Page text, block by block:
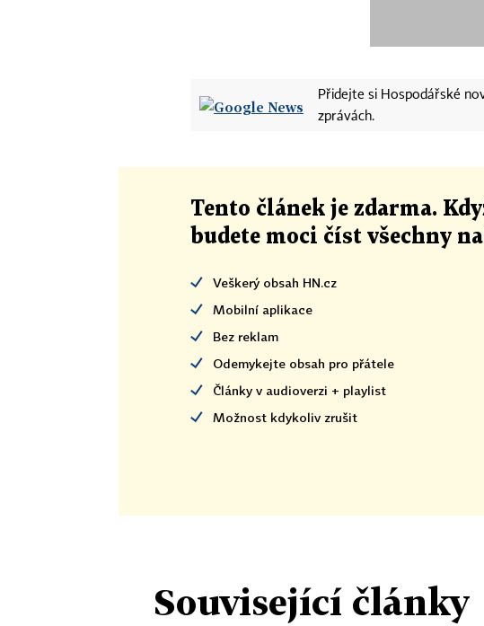
Přidejte si Hospodářské
zprávách.
Tento článek je zdarma.
budete moci číst všechny
Veškerý obsah HN.cz
Mobilní aplikace
Bez reklam
Odemykejte obsah pro přátele
Články v audioverzi + playlist
Možnost kdykoliv zrušit
Související články